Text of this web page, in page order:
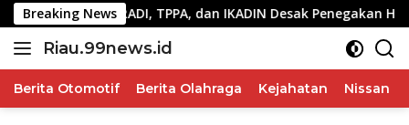
Langsung
ke
konten
Breaking News
PERADI, TPPA, dan IKADIN Desak Penegakan Hukum
Riau.99news.id
Terbaik
Berita Otomotif Berita Olahraga Kejahatan Nissan